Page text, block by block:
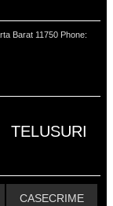
Barat 11750 Phone:
CASECRIME